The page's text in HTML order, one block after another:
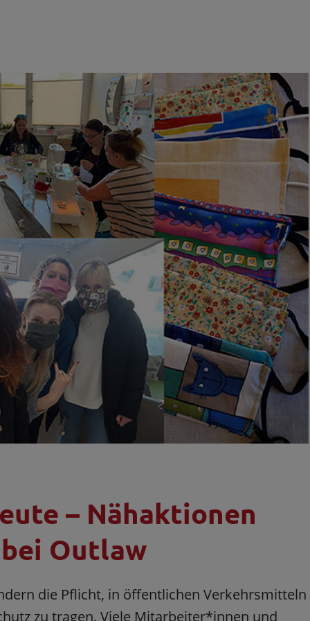
– Nähaktionen
Outlaw
die Pflicht, in öffentlichen Verkehrsmitteln
zu tragen. Viele Mitarbeiter*innen und